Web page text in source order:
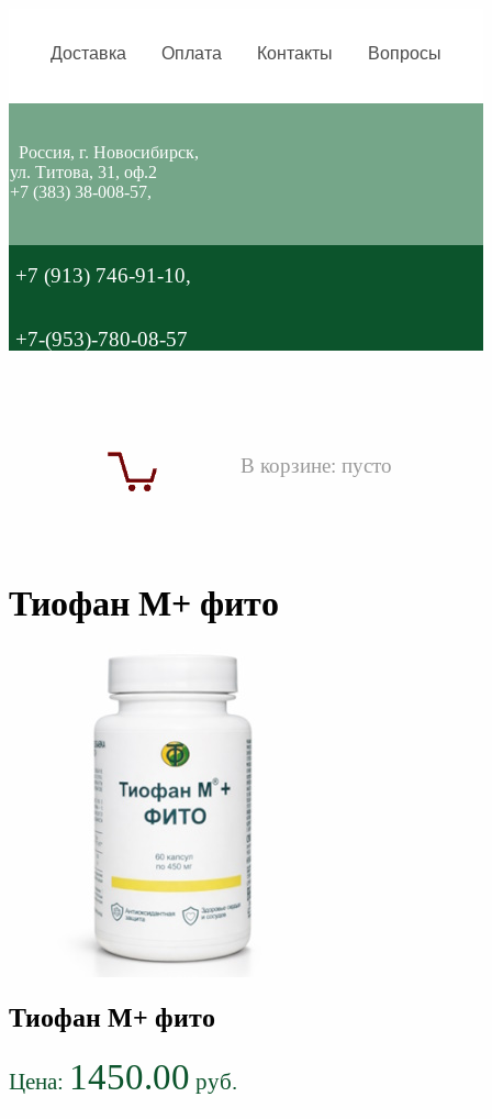
Вопросы
Контакты
Оплата
Доставка
Россия, г. Новосибирск,
ул. Титова, 31, оф.2
+7 (383) 38-008-57,
+7 (913) 746-91-10,
+7-(953)-780-08-57
В корзине: пусто
Тиофан М+ фито
Тиофан М+ фито
Цена: 1450.00 руб.